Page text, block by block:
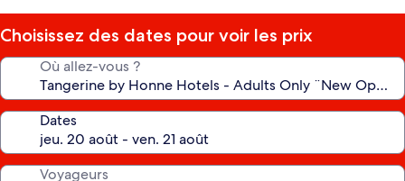
Choisissez des dates pour voir les prix
Où allez-vous ?
Dates
Voyageurs